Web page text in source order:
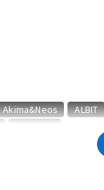
Akima&Neos ALBIT